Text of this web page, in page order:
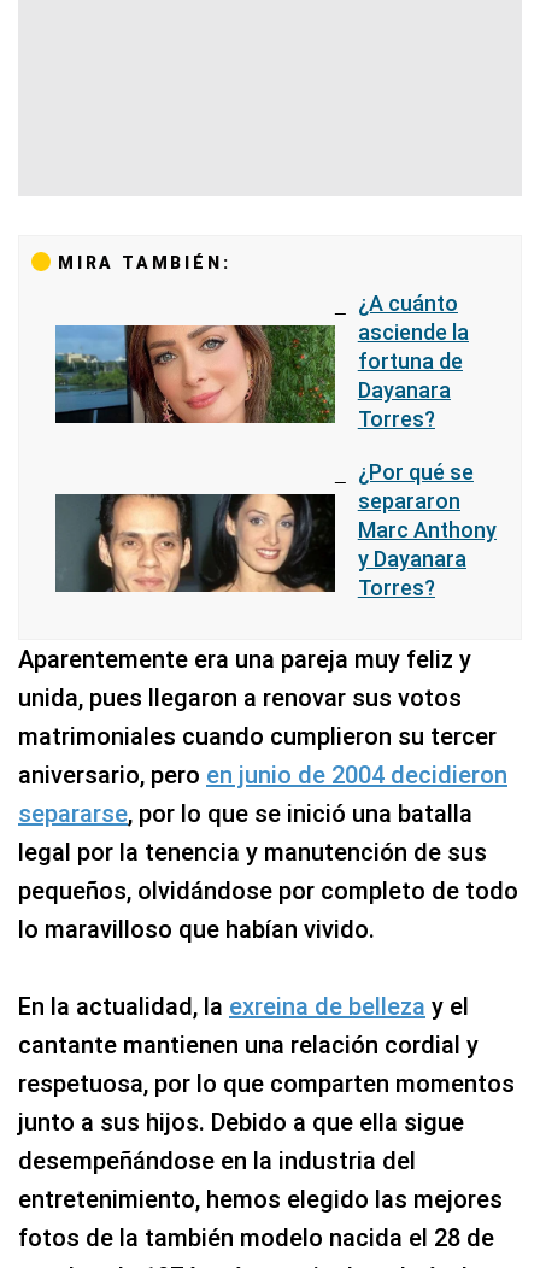
MIRA TAMBIÉN:
¿A cuánto
asciende la
fortuna de
Dayanara
Torres?
¿Por qué se
separaron
Marc Anthony
y Dayanara
Torres?
Aparentemente era una pareja muy feliz y
unida, pues llegaron a renovar sus votos
matrimoniales cuando cumplieron su tercer
aniversario, pero en junio de 2004 decidieron
separarse, por lo que se inició una batalla
legal por la tenencia y manutención de sus
pequeños, olvidándose por completo de todo
lo maravilloso que habían vivido.
En la actualidad, la exreina de belleza y el
cantante mantienen una relación cordial y
respetuosa, por lo que comparten momentos
junto a sus hijos. Debido a que ella sigue
desempeñándose en la industria del
entretenimiento, hemos elegido las mejores
fotos de la también modelo nacida el 28 de